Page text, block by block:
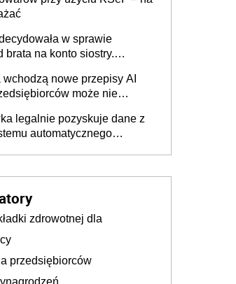
w sprawie
brata na konto siostry.
podatku jednak nie będzie
nowe przepisy AI
może nie
legalnie pozyskuje dane z
automatycznego
zdrowotnej dla
przedsiębiorców